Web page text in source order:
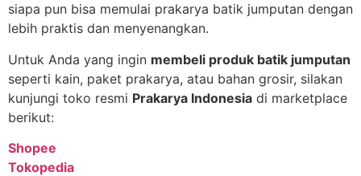
siapa pun bisa memulai prakarya batik jumputan dengan
lebih praktis dan menyenangkan.
Untuk Anda yang ingin membeli produk batik jumputan
seperti kain, paket prakarya, atau bahan grosir, silakan
kunjungi toko resmi Prakarya Indonesia di marketplace
berikut:
Shopee
Tokopedia